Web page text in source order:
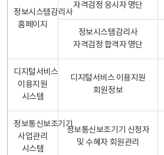
정보시스템감리사
홈페이지
자격검정 응시자 명단
정보시스템감리사
자격검정 합격자 명단
디지털서비스
이용지원
시스템
디지털서비스 이용지원
회원정보
정보통신보조기기
사업관리
시스템
정보통신보조기기 신청자
및 수혜자 회원관리